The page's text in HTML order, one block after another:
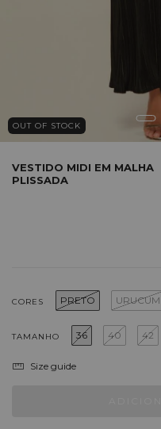
OUT OF STOCK
VESTIDO MIDI EM MALHA
PLISSADA
CORES PRETO URUCUM
TAMANHO 36 40 42
Size guide